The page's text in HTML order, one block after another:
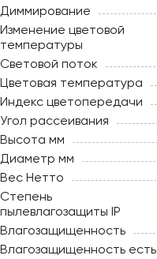
Диммирование
Изменение цветовой
температуры
Световой поток
Цветовая температура
Индекс цветопередачи
Угол рассеивания
Высота мм
Диаметр мм
Вес Нетто
Степень
пылевлагозащиты IP
Влагозащищенность
Влагозащищенность есть